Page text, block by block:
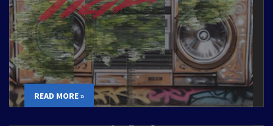
READ MORE »